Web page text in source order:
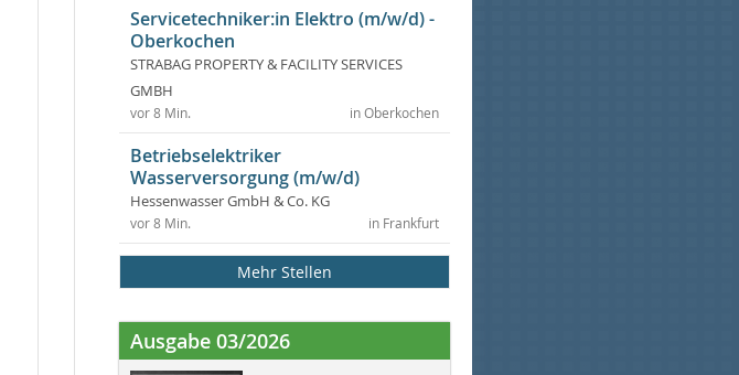
Servicetechniker:in Elektro (m/w/d) -
Oberkochen
STRABAG PROPERTY & FACILITY SERVICES
GMBH
in Oberkochen
vor 8 Min.
Betriebselektriker
Wasserversorgung (m/w/d)
Hessenwasser GmbH & Co. KG
in Frankfurt
vor 8 Min.
Mehr Stellen
Ausgabe 03/2026